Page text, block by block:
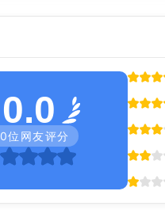
0.0
0位网友评分